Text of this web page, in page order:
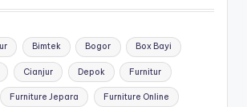
Bimtek Bogor Box Bayi
Cianjur Depok Furnitur
Furniture Jepara Furniture Online